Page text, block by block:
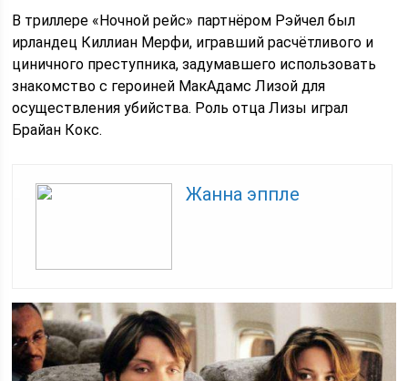
В триллере «Ночной рейс» партнёром Рэйчел был
ирландец Киллиан Мерфи, игравший расчётливого и
циничного преступника, задумавшего использовать
знакомство с героиней МакАдамс Лизой для
осуществления убийства. Роль отца Лизы играл
Брайан Кокс.
Жанна эппле